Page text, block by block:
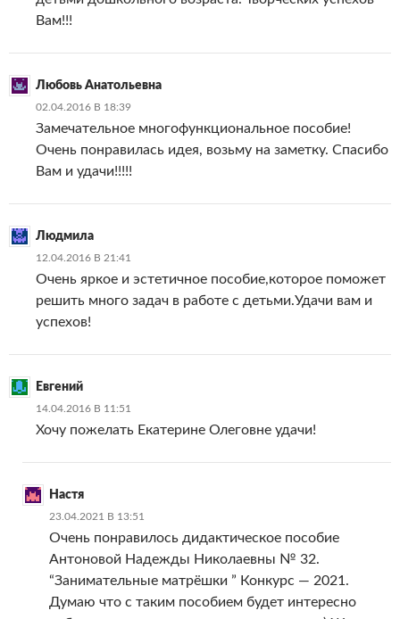
Вам!!!
Любовь Анатольевна
02.04.2016 В 18:39
Замечательное многофункциональное пособие!
Очень понравилась идея, возьму на заметку. Спасибо
Вам и удачи!!!!!
Людмила
12.04.2016 В 21:41
Очень яркое и эстетичное пособие,которое поможет
решить много задач в работе с детьми.Удачи вам и
успехов!
Евгений
14.04.2016 В 11:51
Хочу пожелать Екатерине Олеговне удачи!
Настя
23.04.2021 В 13:51
Очень понравилось дидактическое пособие
Антоновой Надежды Николаевны № 32.
“Занимательные матрёшки ” Конкурс — 2021.
Думаю что с таким пособием будет интересно